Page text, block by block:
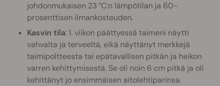
johdonmukaisen 23 °C:n lämpötilan ja 60-
prosenttisen ilmankosteuden.
Kasvin tila: 1. viikon päättyessä taimeni näytti
vahvalta ja terveeltä, eikä näyttänyt merkkejä
taimipoltteesta tai epätavallisen pitkän ja heikon
varren kehittymisestä. Se oli noin 6 cm pitkä ja oli
kehittänyt jo ensimmäisen aitolehtiparinsa.